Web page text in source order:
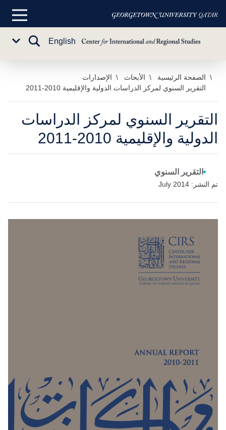
تخطي
المحتوى
الرئيسي
القائمة
English
تبديل
الصفحة الرئيسية الأبحاث
الإصدارات
التقرير السنوي لمركز الدراسات الدولية والإقليمية 2010-2011
التقرير السنوي لمركز الدراسات
الدولية والإقليمية 2010-2011
التقرير السنوي
تم النشر: July 2014